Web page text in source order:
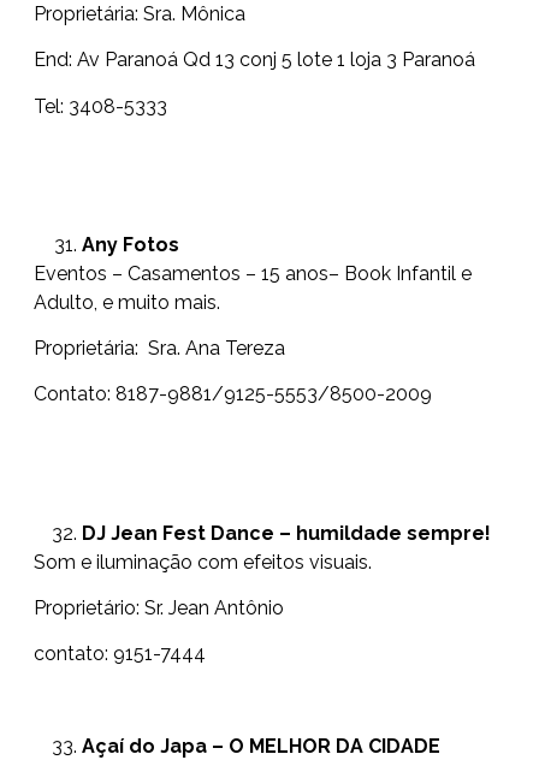
Proprietária: Sra. Mônica
End: Av Paranoá Qd 13 conj 5 lote 1 loja 3 Paranoá
Tel: 3408-5333
Any Fotos
Eventos – Casamentos – 15 anos– Book Infantil e
Adulto, e muito mais.
Proprietária: Sra. Ana Tereza
Contato: 8187-9881/9125-5553/8500-2009
DJ Jean Fest Dance – humildade sempre!
Som e iluminação com efeitos visuais.
Proprietário: Sr. Jean Antônio
contato: 9151-7444
Açaí do Japa – O MELHOR DA CIDADE